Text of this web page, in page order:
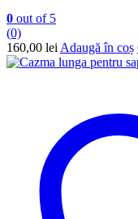
0 out of 5
(0)
160,00 lei Adaugă în coș